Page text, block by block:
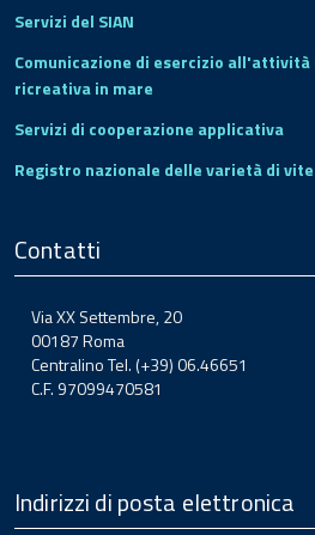
Servizi del SIAN
Comunicazione di esercizio all'attività
ricreativa in mare
Servizi di cooperazione applicativa
Registro nazionale delle varietà di vite
Contatti
Via XX Settembre, 20
00187 Roma
Centralino Tel. (+39) 06.46651
C.F. 97099470581
Indirizzi di posta elettronica